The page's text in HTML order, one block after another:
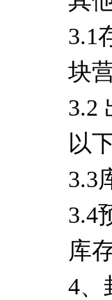
3.1
块
3.2
以
3.3
3.4
库
4、